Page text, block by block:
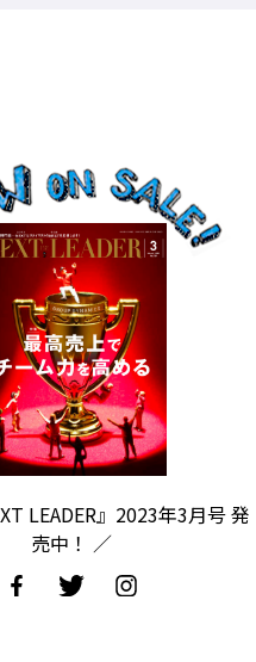
LEADER』2023年3月号 発
売中！ ／